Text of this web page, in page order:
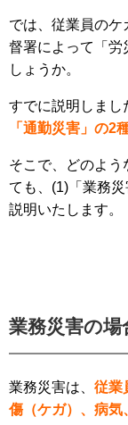
では、従業員のケ
督署によって「労
しょうか。
すでに説明しまし
「通勤災害」の2
そこで、どのよう
ても、(1)「業務
説明いたします。
業務災害の場
業務災害は、 従業
傷（ケガ）、病気